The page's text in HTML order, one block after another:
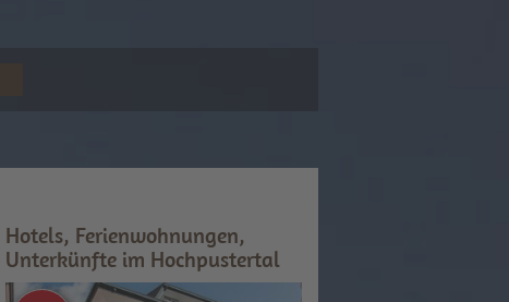
Hotels, Ferienwohnungen,
Unterkünfte im Hochpustertal